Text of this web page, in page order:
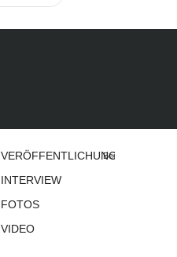
VERÖFFENTLICHUNGEN
INTERVIEW
FOTOS
VIDEO
Bei